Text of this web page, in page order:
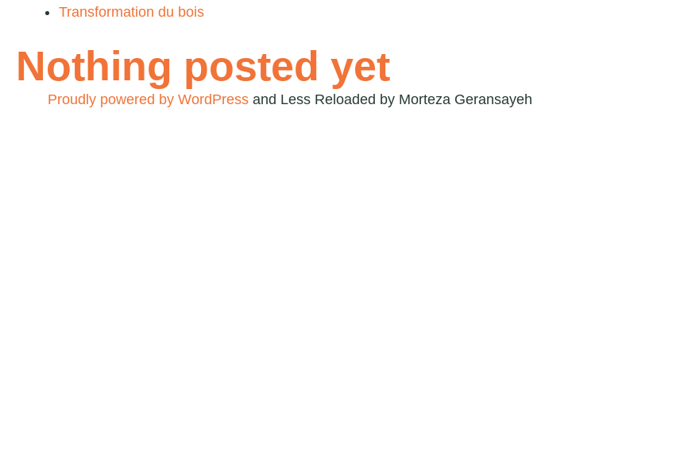
Transformation du bois
Nothing posted yet
Proudly powered by WordPress and Less Reloaded by Morteza Geransayeh